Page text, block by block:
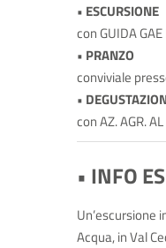
• ESCURSIONE
con GUIDA GAE
• PRANZO
conviviale
•
con AZ. AGR.
• INFO
Un’escursione
Acqua, in Val